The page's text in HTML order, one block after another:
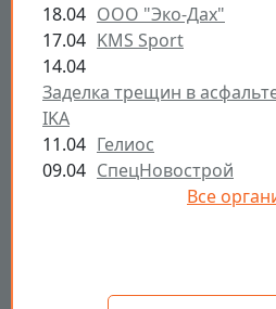
18.04 ООО "Эко-Дах"
17.04 KMS Sport
14.04
Заделка трещин в
IKA
11.04 Гелиос
09.04 СпецНовострой
Все